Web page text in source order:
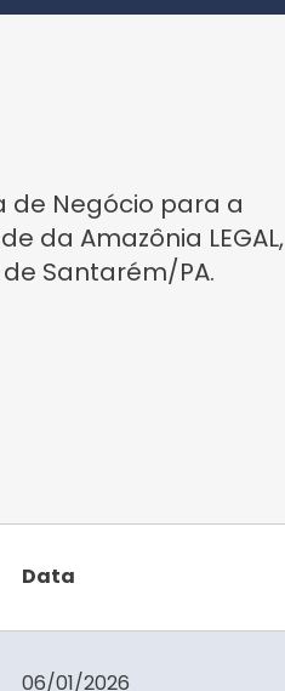
de Negócio para a
da Amazônia LEGAL,
de Santarém/PA.
Data
06/01/2026